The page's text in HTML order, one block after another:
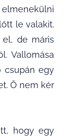
le valakit.
de máris
Vallomása
csupán egy
Ő nem kér
hogy egy